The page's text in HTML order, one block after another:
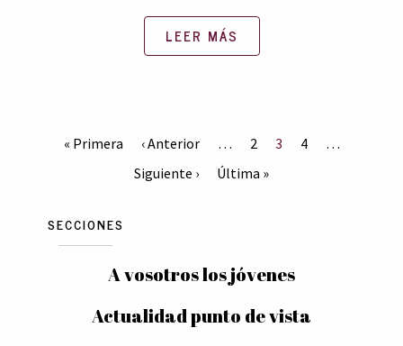
LEER MÁS
« Primera ‹ Anterior … 2 3 4
…
Siguiente ›
Última »
SECCIONES
A vosotros los jóvenes
Actualidad punto de vista